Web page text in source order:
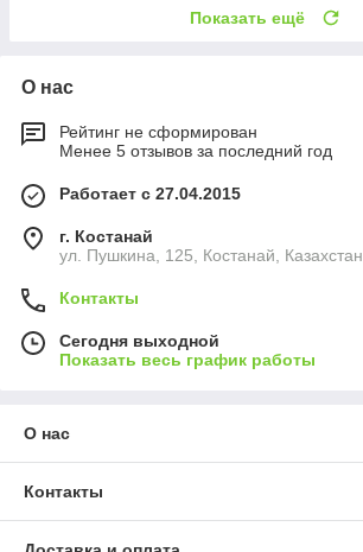
Показать ещё
О нас
Рейтинг не сформирован
Менее 5 отзывов за последний год
Работает с 27.04.2015
г. Костанай
ул. Пушкина, 125, Костанай, Казахстан
Контакты
Сегодня выходной
Показать весь график работы
О нас
Контакты